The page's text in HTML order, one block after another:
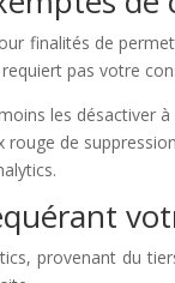
finalités de
pas votre
les désactiver
rouge de
provenant du